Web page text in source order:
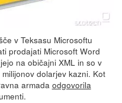
v Teksasu Microsoftu
prodajati Microsoft Word
na običajni XML in so v
dolarjev kazni. Kot
armada odgovorila